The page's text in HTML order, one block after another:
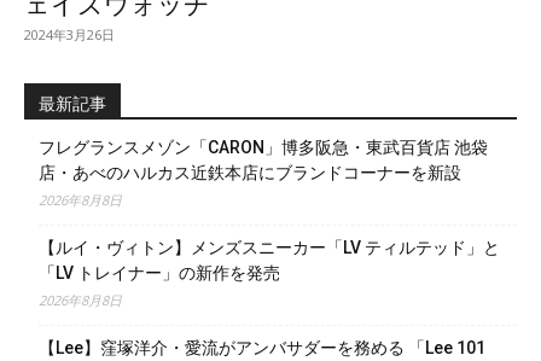
2024年3月26日
最新記事
フレグランスメゾン「CARON」博多阪急・東武百貨店 池袋
店・あべのハルカス近鉄本店にブランドコーナーを新設
2026年8月8日
【ルイ・ヴィトン】メンズスニーカー「LV ティルテッド」と
「LV トレイナー」の新作を発売
2026年8月8日
【Lee】窪塚洋介・愛流がアンバサダーを務める 「Lee 101